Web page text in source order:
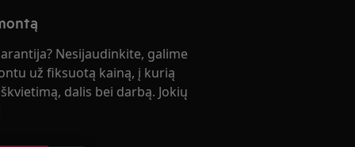
Nesijaudinkite, galime
už fiksuotą kainą, į kurią
dalis bei darbą. Jokių